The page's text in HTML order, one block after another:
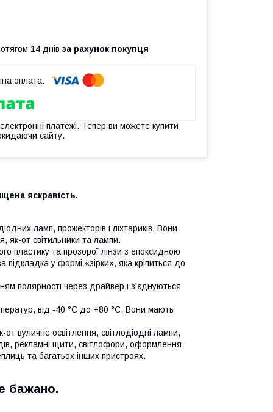
14 днів за рахунок покупця
платежі. Тепер ви можете купити
сайту.
яскравість.
ламп, прожекторів і ліхтариків. Вони
як-от світильники та лампи.
пластику та прозорої лінзи з епоксидною
у формі «зірки», яка кріпиться до
полярності через драйвер і з'єднуються
від -40 °C до +80 °C. Вони мають
от вуличне освітлення, світлодіодні лампи,
рекламні щити, світлофори, оформлення
та багатьох інших пристроях.
бажано.